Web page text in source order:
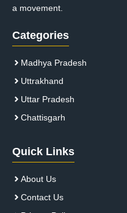
a movement.
Categories
Madhya Pradesh
Uttrakhand
Uttar Pradesh
Chattisgarh
Quick Links
About Us
Contact Us